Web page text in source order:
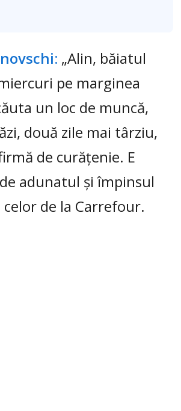
„Alin, băiatul
pe marginea
un loc de muncă,
două zile mai târziu,
de curățenie. E
adunatul și împinsul
de la Carrefour.